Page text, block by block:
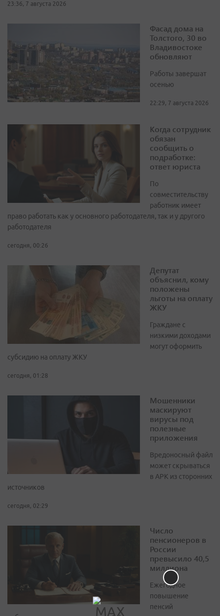
23:36, 7 августа 2026
Фасад дома на
Толстого, 30 во
Владивостоке
обновляют
Работы завершат
осенью
22:29, 7 августа 2026
Когда сотрудник
обязан
сообщить о
подработке:
ответ юриста
По
совместительству
работник имеет
право работать как у основного работодателя, так и у другого
работодателя
сегодня, 00:26
Депутат
объяснил, кому
положены
льготы на оплату
ЖКУ
Граждане с
низкими доходами
могут оформить
субсидию на оплату ЖКУ
сегодня, 01:28
Мошенники
маскируют
вирусы под
полезные
приложения
Вредоносный файл
может скрываться
в APK из сторонних
источников
сегодня, 02:29
Число
пенсионеров в
России
превысило 40,5
миллиона
Ежегодное
повышение
пенсий